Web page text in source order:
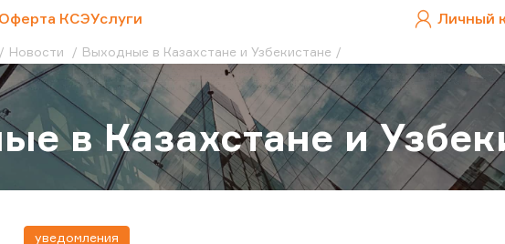
Оферта КСЭУслуги Личный
Новости Выходные в Казахстане и Узбекистане
в Казахстане и
уведомления